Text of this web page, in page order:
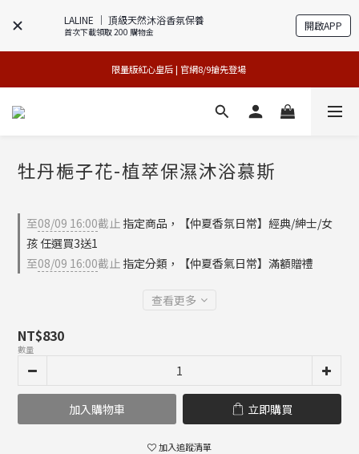
LALINE │ 頂級天然沐浴香氛保養
首次下載領取 200 購物金 開啟APP
買1送1特賣會 | 台中大遠百店 / 南紡店
專櫃加碼活動 | 尊寵指定系列2件88折
限量版紅心皇后 | 官網8/9搶先登場
買1送1特賣會 | 台中大遠百店 / 南紡店
牡丹梔子花-植萃保濕沐浴慕斯
至08/09 16:00截止 指定商品，【仲夏香氛日常】經典/紳士/女
孩 任選買3送1
至08/09 16:00截止 指定分類，【仲夏香氣日常】滿額贈禮
查看更多
NT$830
數量
加入購物車 立即購買
加入追蹤清單